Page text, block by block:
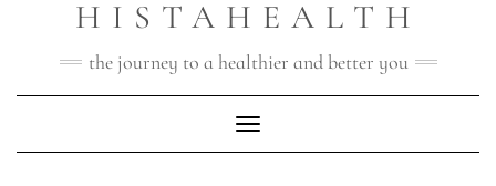
HISTAHEALTH
the journey to a healthier and better you
Toggle navigatie